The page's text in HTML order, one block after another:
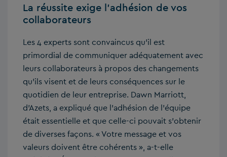
La réussite exige l’adhésion de vos
collaborateurs
Les 4 experts sont convaincus qu’il est
primordial de communiquer adéquatement avec
leurs collaborateurs à propos des changements
qu’ils visent et de leurs conséquences sur le
quotidien de leur entreprise. Dawn Marriott,
d’Azets, a expliqué que l’adhésion de l’équipe
était essentielle et que celle-ci pouvait s’obtenir
de diverses façons. « Votre message et vos
valeurs doivent être cohérents », a-t-elle